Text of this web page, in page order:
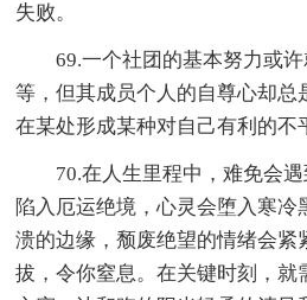
失败。
69.一个社团的基本努力或许
等，但其成员个人的自尊心却总
在某处形成某种对自己有利的不
70.在人生里程中，难免会遇
陷入厄运绝境，心灵会堕入寒冷
溃的边缘，颓废绝望的情绪会紧
拔，令你窒息。在关键时刻，就